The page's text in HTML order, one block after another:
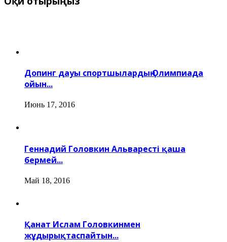
Допинг дауы спортшылардың Олимпиада
ойын...
Июнь 17, 2016
Геннадий Головкин Альваресті қаша
бермей...
Май 18, 2016
Қанат Ислам Головкинмен
жұдырықтаспайтын...